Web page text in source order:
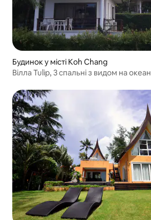
Будинок у місті Koh Chang
Вілла Tulip, 3 спальні з видом на океан